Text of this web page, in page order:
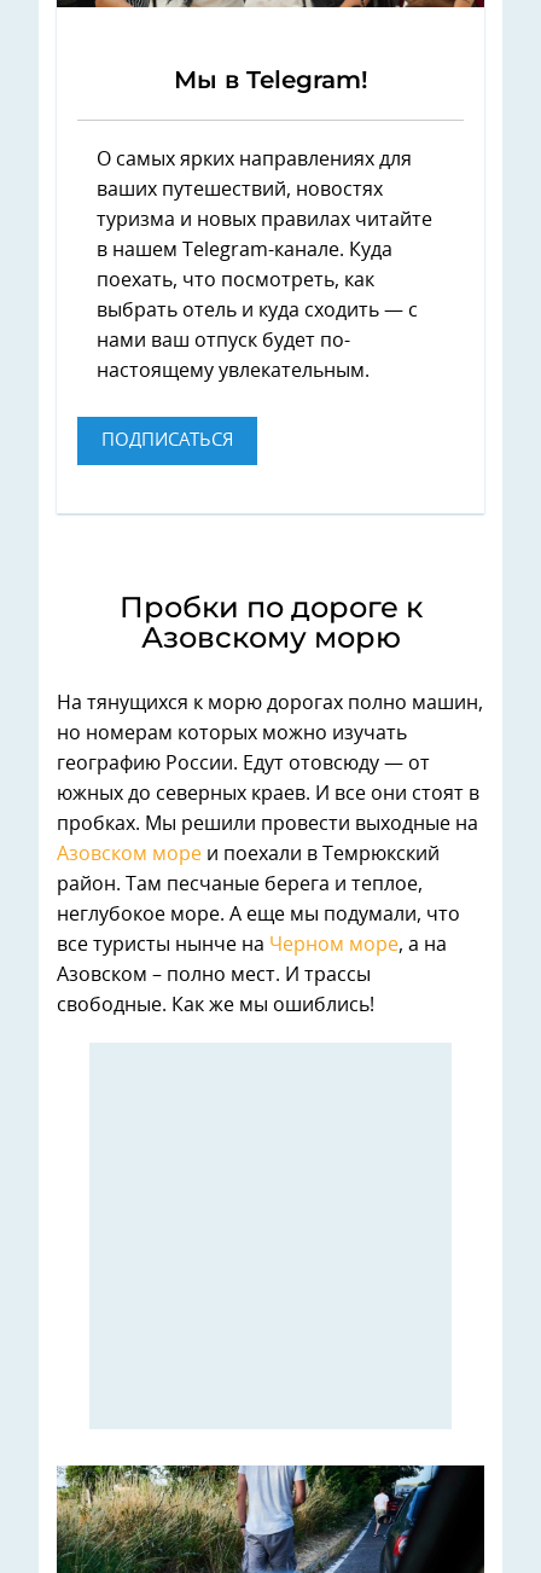
Мы в Telegram!
О самых ярких направлениях для
ваших путешествий, новостях
туризма и новых правилах читайте
в нашем Telegram-канале. Куда
поехать, что посмотреть, как
выбрать отель и куда сходить — с
нами ваш отпуск будет по-
настоящему увлекательным.
ПОДПИСАТЬСЯ
Пробки по дороге к
Азовскому морю
На тянущихся к морю дорогах полно машин,
но номерам которых можно изучать
географию России. Едут отовсюду — от
южных до северных краев. И все они стоят в
пробках. Мы решили провести выходные на
Азовском море и поехали в Темрюкский
район. Там песчаные берега и теплое,
неглубокое море. А еще мы подумали, что
все туристы нынче на Черном море, а на
Азовском – полно мест. И трассы
свободные. Как же мы ошиблись!